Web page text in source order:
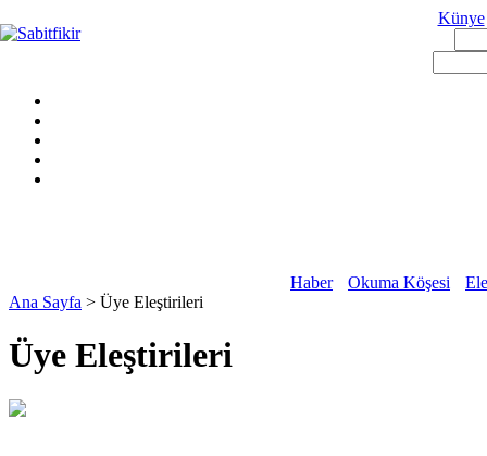
Künye
Haber Okuma Köşesi
Ana Sayfa > Üye Eleştirileri
Üye Eleştirileri